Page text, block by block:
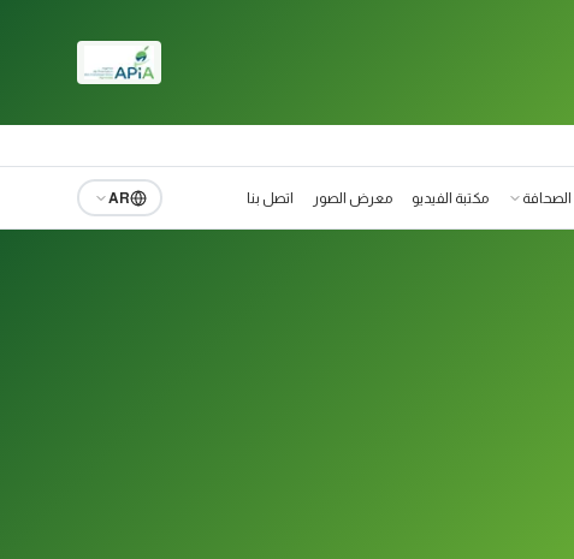
الصحافة مكتبة الفيديو معرض الصور اتصل بنا AR